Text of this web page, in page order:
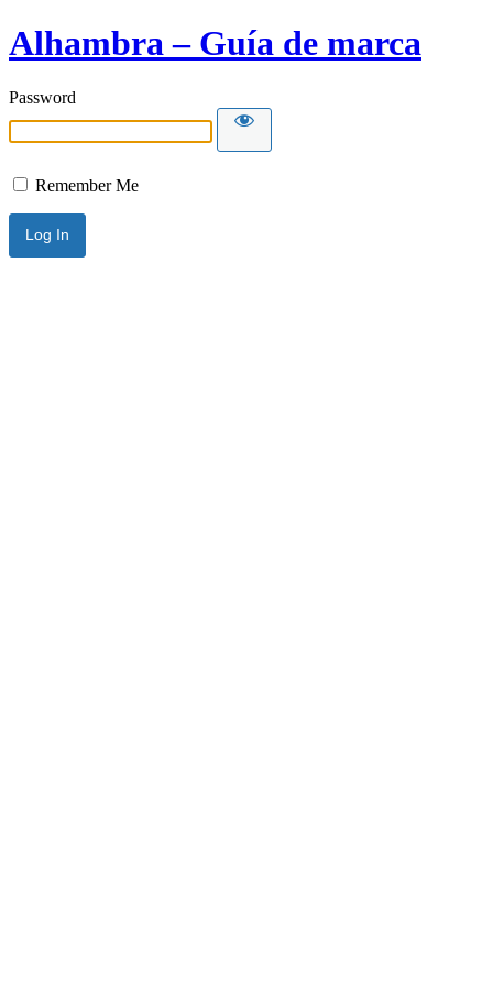
Alhambra – Guía de marca
Password
Remember Me